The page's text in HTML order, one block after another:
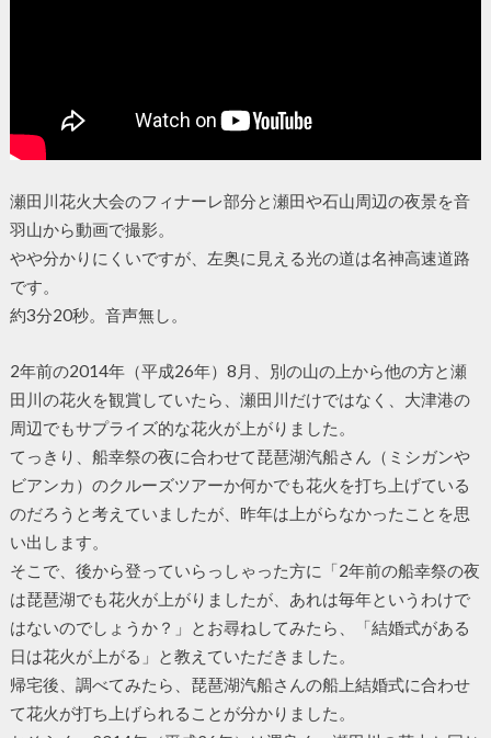
瀬田川花火大会のフィナーレ部分と瀬田や石山周辺の夜景を音
羽山から動画で撮影。
やや分かりにくいですが、左奥に見える光の道は名神高速道路
です。
約3分20秒。音声無し。
2年前の2014年（平成26年）8月、別の山の上から他の方と瀬
田川の花火を観賞していたら、瀬田川だけではなく、大津港の
周辺でもサプライズ的な花火が上がりました。
てっきり、船幸祭の夜に合わせて琵琶湖汽船さん（ミシガンや
ビアンカ）のクルーズツアーか何かでも花火を打ち上げている
のだろうと考えていましたが、昨年は上がらなかったことを思
い出します。
そこで、後から登っていらっしゃった方に「2年前の船幸祭の夜
は琵琶湖でも花火が上がりましたが、あれは毎年というわけで
はないのでしょうか？」とお尋ねしてみたら、「結婚式がある
日は花火が上がる」と教えていただきました。
帰宅後、調べてみたら、琵琶湖汽船さんの船上結婚式に合わせ
て花火が打ち上げられることが分かりました。